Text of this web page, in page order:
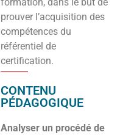
prouver l’acquisition des
compétences du
référentiel de
certification.
CONTENU
PÉDAGOGIQUE
Analyser un procédé de